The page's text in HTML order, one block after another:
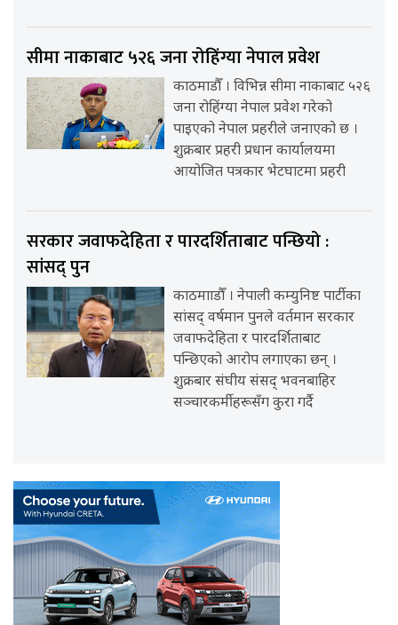
सीमा नाकाबाट ५२६ जना रोहिंग्या नेपाल प्रवेश
काठमाडौँ । विभिन्न सीमा नाकाबाट ५२६
जना रोहिंग्या नेपाल प्रवेश गरेको
पाइएको नेपाल प्रहरीले जनाएको छ ।
शुक्रबार प्रहरी प्रधान कार्यालयमा
आयोजित पत्रकार भेटघाटमा प्रहरी
सरकार जवाफदेहिता र पारदर्शिताबाट पन्छियो :
सांसद् पुन
काठमााडौँ । नेपाली कम्युनिष्ट पार्टीका
सांसद् वर्षमान पुनले वर्तमान सरकार
जवाफदेहिता र पारदर्शिताबाट
पन्छिएको आरोप लगाएका छन् ।
शुक्रबार संघीय संसद् भवनबाहिर
सञ्चारकर्मीहरूसँग कुरा गर्दै